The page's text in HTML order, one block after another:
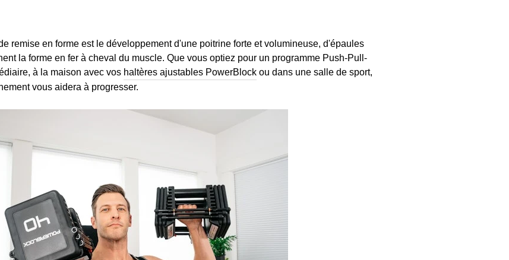
remise en forme est le développement d'une poitrine forte et volumineuse, d'épaules
la forme en fer à cheval du muscle. Que vous optiez pour un programme Push-Pull-
à la maison avec vos haltères ajustables PowerBlock ou dans une salle de sport,
vous aidera à progresser.